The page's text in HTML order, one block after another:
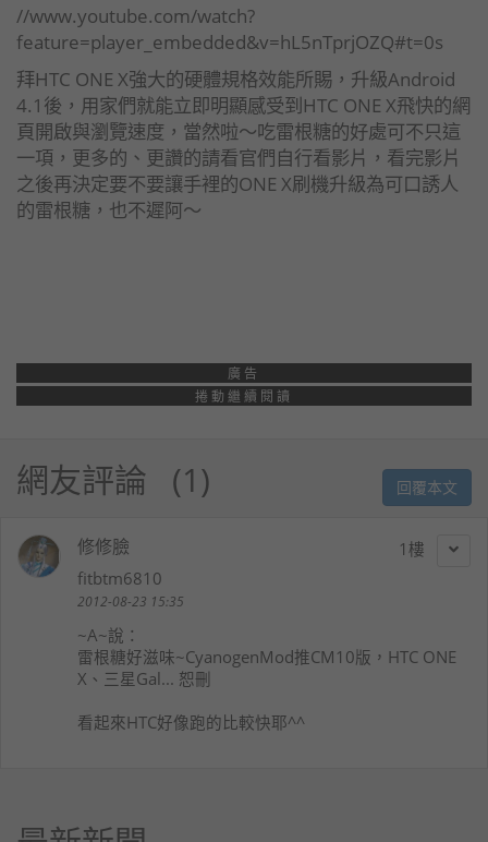
//www.youtube.com/watch?
feature=player_embedded&v=hL5nTprjOZQ#t=0s
拜HTC ONE X強大的硬體規格效能所賜，升級Android
4.1後，用家們就能立即明顯感受到HTC ONE X飛快的網
頁開啟與瀏覽速度，當然啦～吃雷根糖的好處可不只這
一項，更多的、更讚的請看官們自行看影片，看完影片
之後再決定要不要讓手裡的ONE X刷機升級為可口誘人
的雷根糖，也不遲阿～
廣告
捲動繼續閱讀
網友評論 1 回覆本文
1
修修臉
fitbtm6810
2012-08-23 15:35
~A~說：
雷根糖好滋味~CyanogenMod推CM10版，HTC ONE
X、三星Gal... 恕刪
看起來HTC好像跑的比較快耶^^